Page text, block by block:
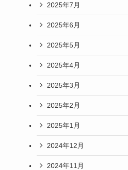
2025年7月
2025年6月
2025年5月
2025年4月
2025年3月
2025年2月
2025年1月
2024年12月
2024年11月